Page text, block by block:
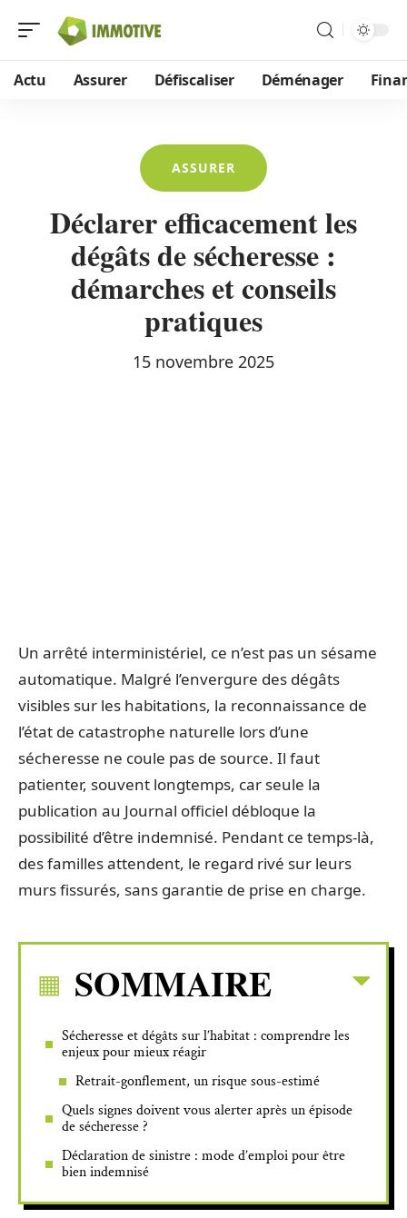
Actu Assurer Défiscaliser Déménager
ASSURER
Déclarer efficacement les
dégâts de sécheresse :
démarches et conseils
pratiques
15 novembre 2025
Un arrêté interministériel, ce n’est pas un sésame
automatique. Malgré l’envergure des dégâts
visibles sur les habitations, la reconnaissance de
l’état de catastrophe naturelle lors d’une
sécheresse ne coule pas de source. Il faut
patienter, souvent longtemps, car seule la
publication au Journal officiel débloque la
possibilité d’être indemnisé. Pendant ce temps-là,
des familles attendent, le regard rivé sur leurs
murs fissurés, sans garantie de prise en charge.
SOMMAIRE
Sécheresse et dégâts sur l’habitat : comprendre les
enjeux pour mieux réagir
Retrait-gonflement, un risque sous-estimé
Quels signes doivent vous alerter après un épisode
de sécheresse ?
Déclaration de sinistre : mode d’emploi pour être
bien indemnisé